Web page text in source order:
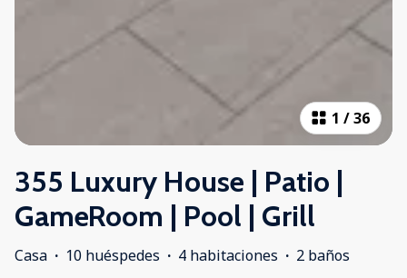
1 /36
355 Luxury House | Patio |
GameRoom | Pool | Grill
Casa · 10 huéspedes · 4 habitaciones · 2 baños